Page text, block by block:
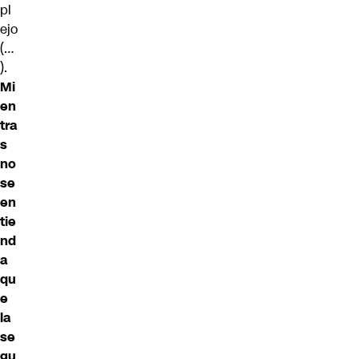
pl
ejo
(…
).
Mi
en
tra
s
no
se
en
tie
nd
a
qu
e
la
se